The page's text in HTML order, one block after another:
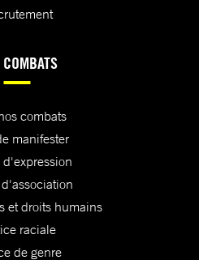
combats
manifester
d'expression
et droits humains
raciale
de genre